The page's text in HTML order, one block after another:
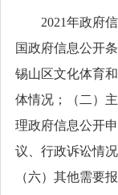
2021年政府
国政府信息公开
锡山区文化体育
体情况；（二）
理政府信息公开
议、行政诉讼情
（六）其他需要